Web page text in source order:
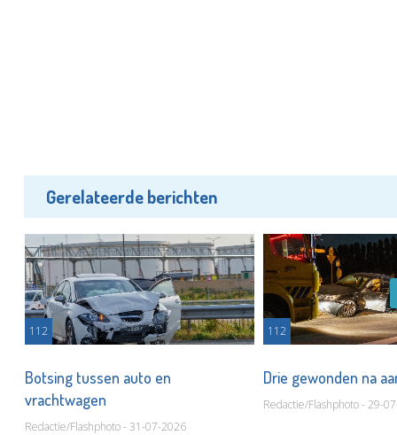
Gerelateerde berichten
112
Botsing tussen auto en
vrachtwagen
Redactie/Flashphoto - 31-07-2026
112
Drie gewonden na
Redactie/Flashphoto - 29-